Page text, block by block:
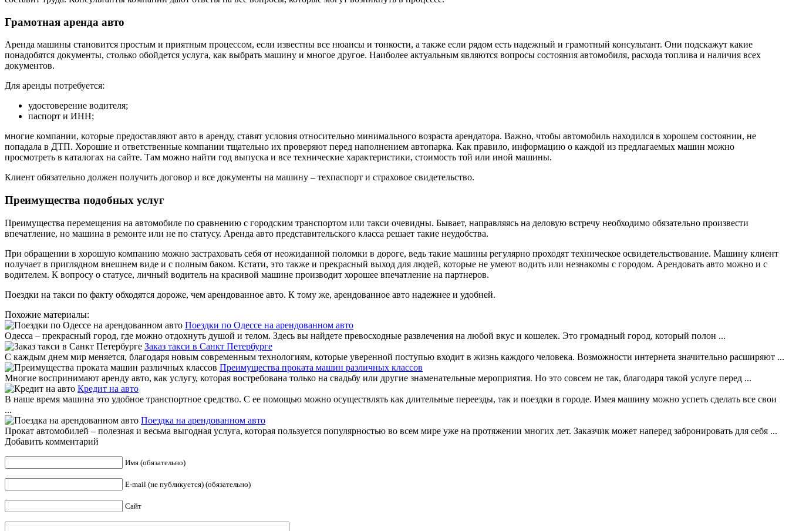
Грамотная аренда авто
Аренда машины становится простым и приятным процессом, если известны все нюансы и тонкости, а также если рядом есть надежный и грамотный консультант. Они подскажут какие
понадобятся документы, столько обойдется услуга, как выбрать машину и многое другое. Наиболее актуальным являются вопросы состояния автомобиля, расхода топлива и наличия всех
документов.
Для аренды потребуется:
удостоверение водителя;
паспорт и ИНН;
многие компании, которые предоставляют авто в аренду, ставят условия относительно минимального возраста арендатора. Важно, чтобы автомобиль находился в хорошем состоянии, не
попадала в ДТП. Хорошие и ответственные компании тщательно их проверяют перед наполнением автопарка. Как правило, информацию о каждой из предлагаемых машин можно
просмотреть в каталогах на сайте. Там можно найти год выпуска и все технические характеристики, стоимость той или иной машины.
Клиент обязательно должен получить договор и все документы на машину – техпаспорт и страховое свидетельство.
Преимущества подобных услуг
Преимущества перемещения на автомобиле по сравнению с городским транспортом или такси очевидны. Бывает, направляясь на деловую встречу необходимо обязательно произвести
впечатление, но машина в ремонте или не по статусу. Аренда авто представительского класса решает такие неудобства.
При обращении в хорошую компанию можно застраховать себя от неожиданной поломки в дороге, ведь такие машины регулярно проходят техническое освидетельствование. Машину клиент
получает в приглядном внешнем виде и с полным баком. Кстати, это также и прекрасный выход для людей, которые не умеют водить или незнакомы с городом. Арендовать авто можно и с
водителем. К вопросу о статусе, личный водитель на красивой машине производит хорошее впечатление на партнеров.
Поездки на такси по факту обходятся дороже, чем арендованное авто. К тому же, арендованное авто надежнее и удобней.
Похожие материалы:
Поездки по Одессе на арендованном авто
Одесса – прекрасный город, где можно отдохнуть душой и телом. Здесь вы найдете превосходные развлечения на любой вкус и кошелек. Это громадный город, который полон ...
Заказ такси в Санкт Петербурге
С каждым днем мир меняется, благодаря новым современным технологиям, которые уверенной поступью входит в жизнь каждого человека. Возможности интернета значительно расширяют ...
Преимущества проката машин различных классов
Многие воспринимают аренду авто, как услугу, которая востребована только на свадьбу или другие знаменательные мероприятия. Но это совсем не так, благодаря такой услуге перед ...
Кредит на авто
В наше время машина это удобное транспортное средство. С ее помощью можно осуществлять как длительные переезды, так и поездки в городе. Имея машину можно успеть сделать все свои
...
Поездка на арендованном авто
Прокат автомобилей – полезная и весьма выгодная услуга, которая пользуется популярностью во всем мире уже на протяжении многих лет. Заказчик может наперед забронировать для себя ...
Добавить комментарий
Имя (обязательно)
E-mail (не публикуется) (обязательно)
Сайт